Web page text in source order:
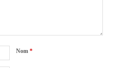
Nom*